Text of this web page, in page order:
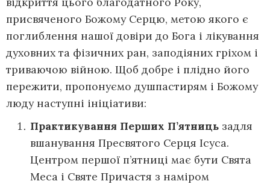
присвяченого Божому Серцю, метою якого є
поглиблення нашої довіри до Бога і лікування
духовних та фізичних ран, заподіяних гріхом і
триваючою війною. Щоб добре і плідно його
пережити, пропонуємо душпастирям і Божому
люду наступні ініціативи:
Практикування Перших П’ятниць задля
вшанування Пресвятого Серця Ісуса.
Центром першої п’ятниці має бути Свята
Меса і Святе Причастя з наміром